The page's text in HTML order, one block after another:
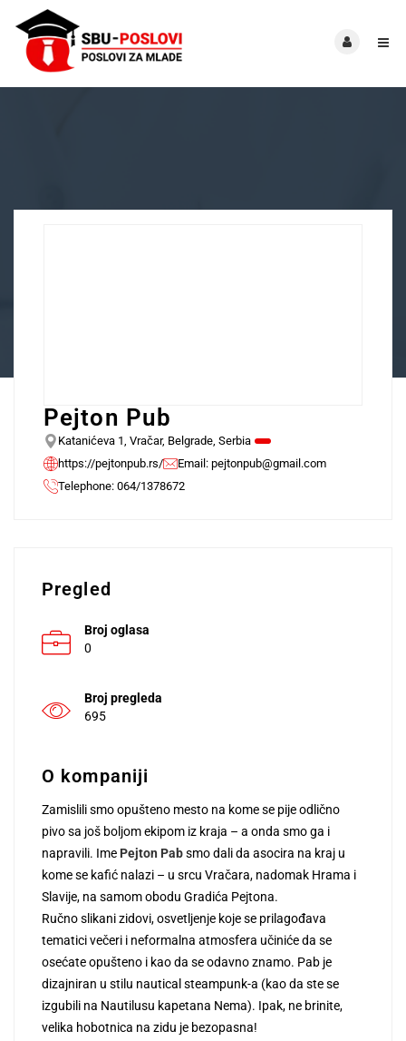
Pejton Pub
Katanićeva 1, Vračar, Belgrade, Serbia
https://pejtonpub.rs/
Email: pejtonpub@gmail.com
Telephone: 064/1378672
Pregled
Broj oglasa
0
Broj pregleda
695
O kompaniji
Zamislili smo opušteno mesto na kome se pije odlično
pivo sa još boljom ekipom iz kraja – a onda smo ga i
napravili. Ime Pejton Pabsmo dali da asocira na kraj u
kome se kafić nalazi – u srcu Vračara, nadomak Hrama i
Slavije, na samom obodu Gradića Pejtona.
Ručno slikani zidovi, osvetljenje koje se prilagođava
tematici večeri i neformalna atmosfera učiniće da se
osećate opušteno i kao da se odavno znamo. Pab je
dizajniran u stilu nautical steampunk-a (kao da ste se
izgubili na Nautilusu kapetana Nema). Ipak, ne brinite,
velika hobotnica na zidu je bezopasna!